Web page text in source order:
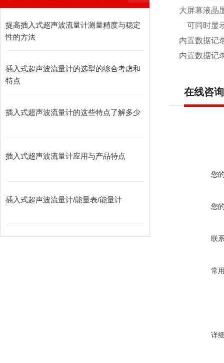
提高插入式超声波流量计测量精度与稳定
性的方法
插入式超声波流量计的选型的综合考虑和
特点
插入式超声波流量计的这些特点了解多少
插入式超声波流量计应用与产品特点
插入式超声波流量计/能量表/能量计
大屏幕液晶
可同时显
内置数据记
内置数据记
在线咨询
您
您
联
常
详